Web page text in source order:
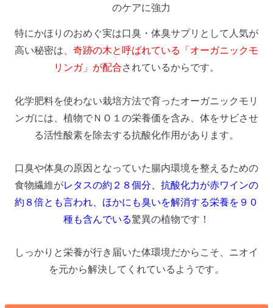
のケアに強力
特にかほりのおめぐ実は口臭・体臭サプリとして人気が
高い秘密は、 奇跡の木と呼ばれている「オーガニックモ
リンガ」が配合されているからです。
化学肥料を使わない栽培方法で育ったオーガニックモリ
ンガには、植物でＮＯ１の栄養価を含み、体をサビさせ
る活性酸素を除去する抗酸化作用があります。
口臭や体臭の原因となっていた腸内環境を整えるための
食物繊維がレタスの約２８個分、抗酸化力が赤ワインの
約８倍とも言われ、ほかにも臭いを解消する栄養を９０
種も含んでいる驚異の植物です！
しっかりと栄養が行き届いた体環境だからこそ、ニオイ
を元から解決してくれているようです。